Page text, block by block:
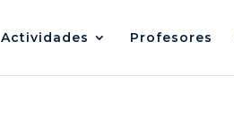
Actividades Profesores